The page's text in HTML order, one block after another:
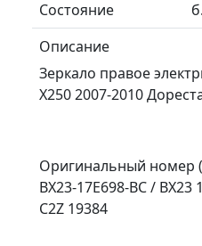
Состояние
Описание
Зеркало правое
X250 2007-2010
Оригинальный номер
BX23-17E698-BC / BX23
C2Z 19384